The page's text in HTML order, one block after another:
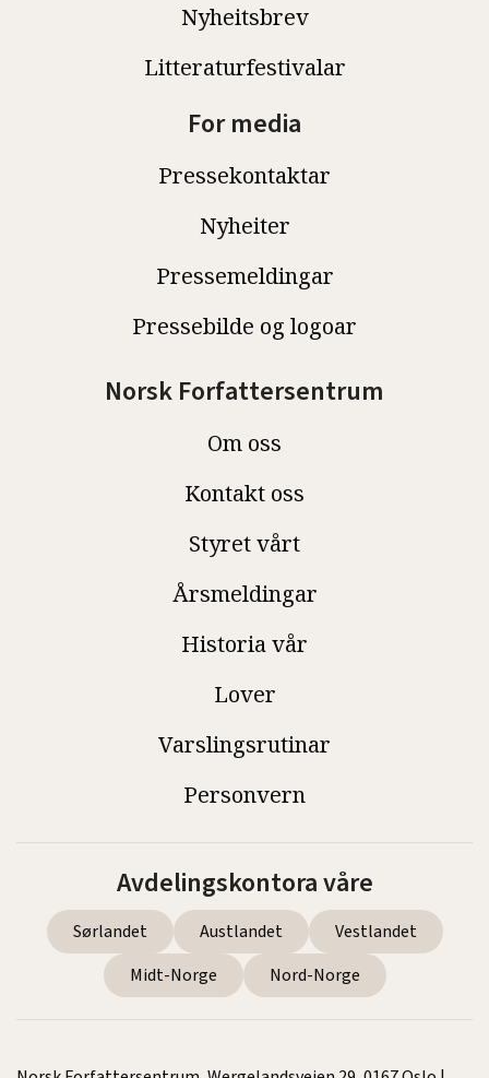
Nyheitsbrev
Litteraturfestivalar
For media
Pressekontaktar
Nyheiter
Pressemeldingar
Pressebilde og logoar
Norsk Forfattersentrum
Om oss
Kontakt oss
Styret vårt
Årsmeldingar
Historia vår
Lover
Varslingsrutinar
Personvern
Avdelingskontora våre
Sørlandet Austlandet
Vestlandet
Midt-Norge
Nord-Norge